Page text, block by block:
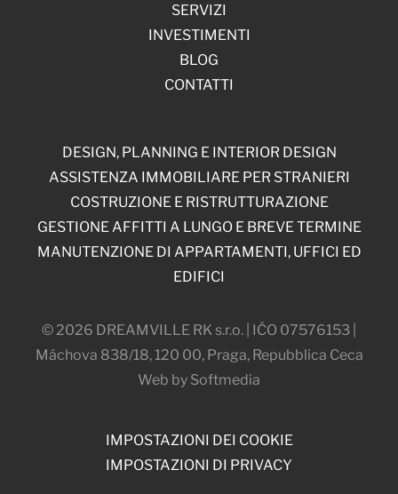
SERVIZI
INVESTIMENTI
BLOG
CONTATTI
© 2026 DREAMVILLE RK s.r.o. | IČO 07576153 |
Máchova 838/18, 120 00, Praga, Repubblica Ceca
Web by Softmedia
IMPOSTAZIONI DEI COOKIE
IMPOSTAZIONI DI PRIVACY
DESIGN, PLANNING E INTERIOR DESIGN
ASSISTENZA IMMOBILIARE PER STRANIERI
COSTRUZIONE E RISTRUTTURAZIONE
GESTIONE AFFITTI A LUNGO E BREVE TERMINE
MANUTENZIONE DI APPARTAMENTI, UFFICI ED
EDIFICI